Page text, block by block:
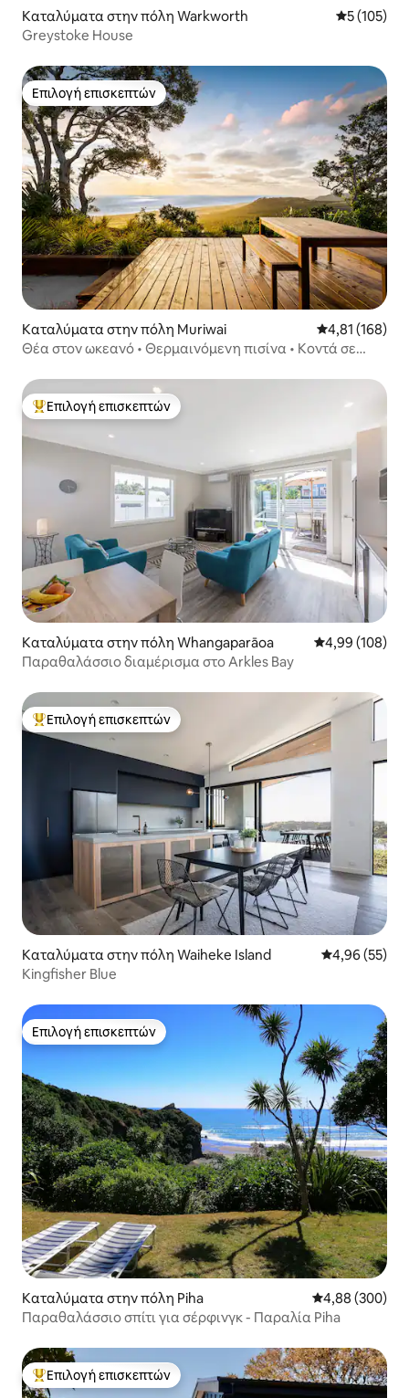
Καταλύματα στην πόλη Warkworth Μέση
5 (105)
Greystoke House
Επιλογή επισκεπτών
Επιλογή επισκεπτών
Καταλύματα στην πόλη Muriwai Μέση
4,81 (168)
Θέα στον ωκεανό • Θερμαινόμενη πισίνα • Κοντά σε
Κορυφαία επιλογή επισκεπτών
Επιλογή επισκεπτών
Καταλύματα στην πόλη Whangaparāoa Μέση
4,99 (108)
Παραθαλάσσιο διαμέρισμα στο Arkles Bay
Κορυφαία επιλογή επισκεπτών
Επιλογή επισκεπτών
Καταλύματα στην πόλη Waiheke Island Μέση
4,96 (55)
Kingfisher Blue
Επιλογή επισκεπτών
Επιλογή επισκεπτών
Καταλύματα στην πόλη Piha Μέση
4,88 (300)
Παραθαλάσσιο σπίτι για σέρφινγκ - Παραλία Piha
Κορυφαία επιλογή επισκεπτών
Επιλογή επισκεπτών